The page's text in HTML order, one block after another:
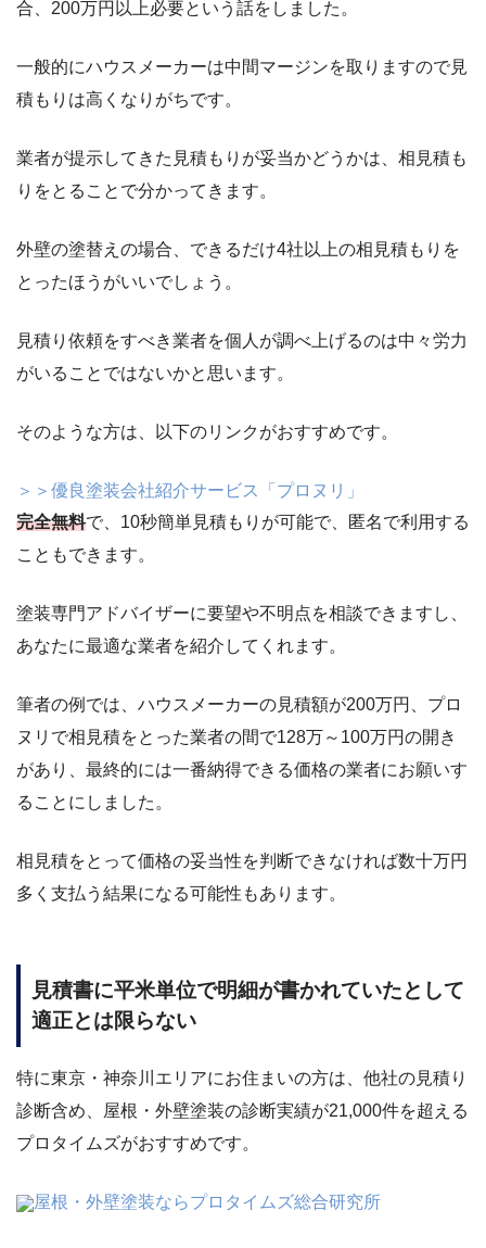
合、200万円以上必要という話をしました。
一般的にハウスメーカーは中間マージンを取りますので見
積もりは高くなりがちです。
業者が提示してきた見積もりが妥当かどうかは、相見積も
りをとることで分かってきます。
外壁の塗替えの場合、できるだけ4社以上の相見積もりを
とったほうがいいでしょう。
見積り依頼をすべき業者を個人が調べ上げるのは中々労力
がいることではないかと思います。
そのような方は、以下のリンクがおすすめです。
＞＞優良塗装会社紹介サービス「プロヌリ」
完全無料で、10秒簡単見積もりが可能で、匿名で利用する
こともできます。
塗装専門アドバイザーに要望や不明点を相談できますし、
あなたに最適な業者を紹介してくれます。
筆者の例では、ハウスメーカーの見積額が200万円、プロ
ヌリで相見積をとった業者の間で128万～100万円の開き
があり、最終的には一番納得できる価格の業者にお願いす
ることにしました。
相見積をとって価格の妥当性を判断できなければ数十万円
多く支払う結果になる可能性もあります。
見積書に平米単位で明細が書かれていたとして
適正とは限らない
特に東京・神奈川エリアにお住まいの方は、他社の見積り
診断含め、屋根・外壁塗装の診断実績が21,000件を超える
プロタイムズがおすすめです。
屋根・外壁塗装ならプロタイムズ総合研究所